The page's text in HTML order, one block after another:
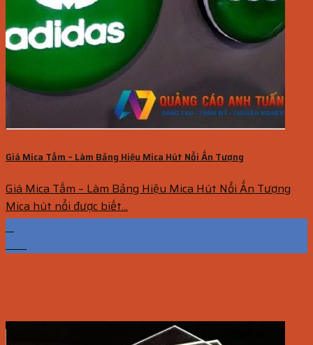
Giá Mica Tấm – Làm Bảng Hiệu Mica Hút Nổi Ấn Tượng
Giá Mica Tấm – Làm Bảng Hiệu Mica Hút Nổi Ấn Tượng
Mica hút nổi được biết...
11
Th7